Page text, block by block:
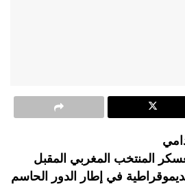
المنتخب المغربي المقبل
في إطار الدور الحاسم